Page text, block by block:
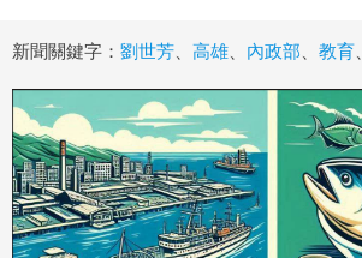
新聞關鍵字： 劉世芳 高雄 內政部 教育